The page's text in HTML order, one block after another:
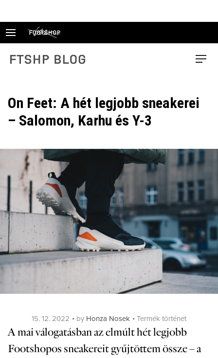
FTSHP blog Menu
On Feet: A hét legjobb sneakerei
– Salomon, Karhu és Y-3
Posted
on
15. 12. 2022 by Honza Nosek Categories
Termék történet
A mai válogatásban az elmúlt hét legjobb
Footshopos sneakereit gyűjtöttem össze – a